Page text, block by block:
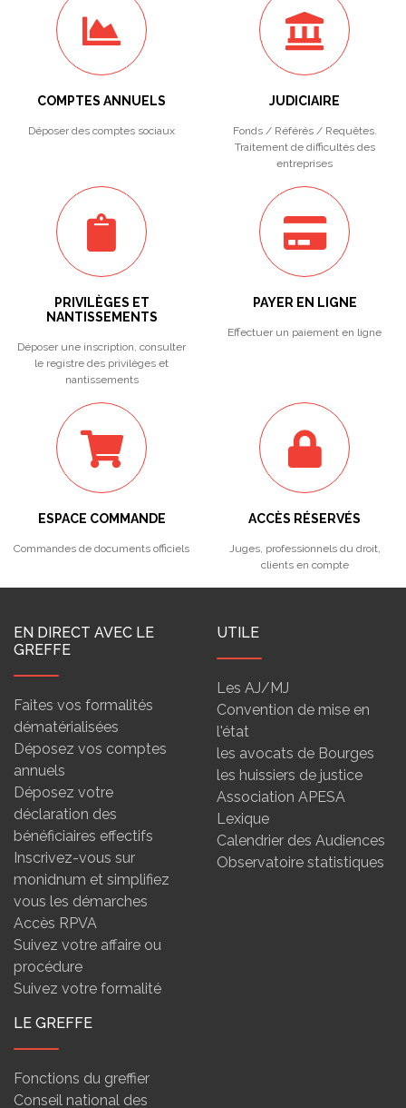
COMPTES ANNUELS
Déposer des comptes sociaux
JUDICIAIRE
Fonds / Référés / Requêtes.
Traitement de difficultés des
entreprises
PRIVILÈGES ET
NANTISSEMENTS
Déposer une inscription, consulter
le registre des privilèges et
nantissements
PAYER EN LIGNE
Effectuer un paiement en ligne
ESPACE COMMANDE
Commandes de documents officiels
ACCÈS RÉSERVÉS
Juges, professionnels du droit,
clients en compte
EN DIRECT AVEC LE
GREFFE
Faites vos formalités
dématérialisées
Déposez vos comptes
annuels
Déposez votre
déclaration des
bénéficiaires effectifs
Inscrivez-vous sur
monidnum et simplifiez
vous les démarches
Accès RPVA
Suivez votre affaire ou
procédure
Suivez votre formalité
UTILE
Les AJ/MJ
Convention de mise en
l'état
les avocats de Bourges
les huissiers de justice
Association APESA
Lexique
Calendrier des Audiences
Observatoire statistiques
LE GREFFE
Fonctions du greffier
Conseil national des